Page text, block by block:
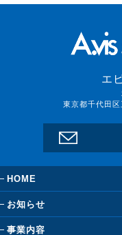
エ
東京都千代田
HOME
お知らせ
事業内容